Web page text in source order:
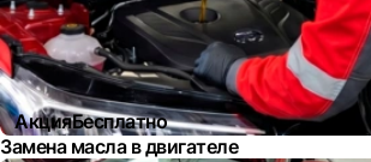
АкцияБесплатно
Замена масла в двигателе